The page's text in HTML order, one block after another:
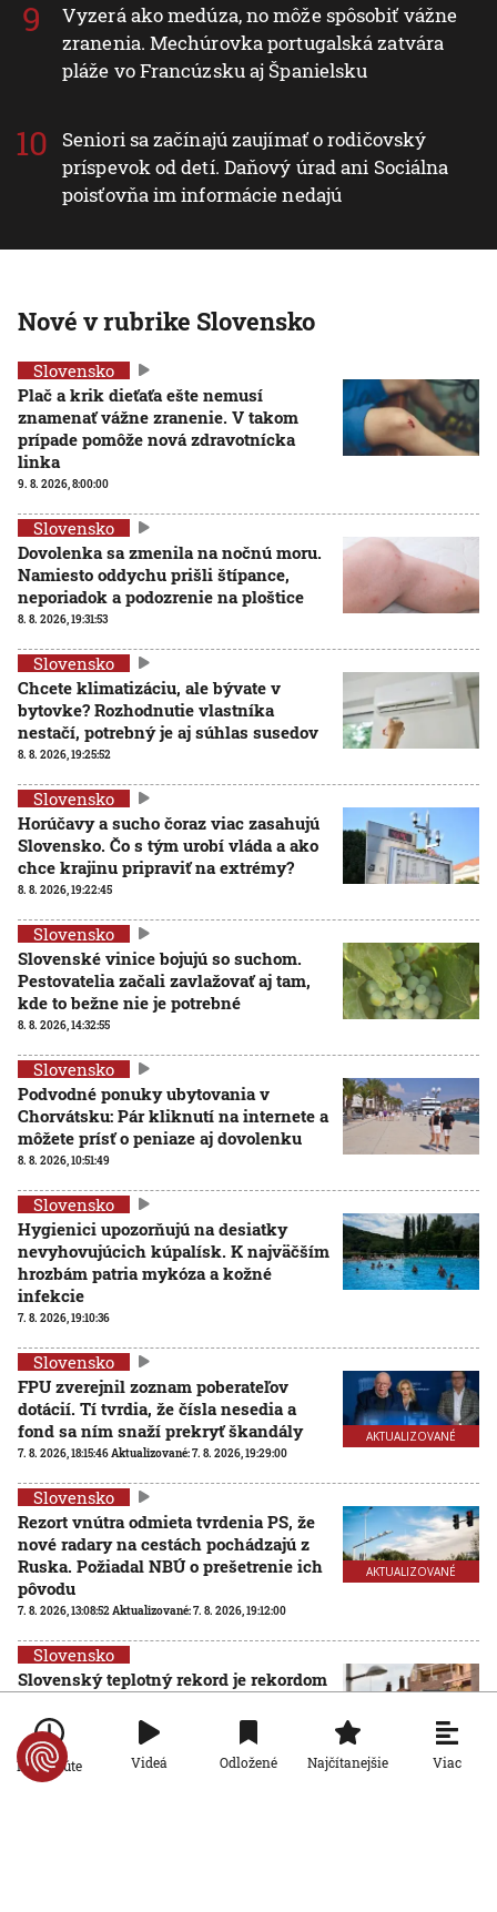
Vyzerá ako medúza, no môže spôsobiť vážne
zranenia. Mechúrovka portugalská zatvára
pláže vo Francúzsku aj Španielsku
Seniori sa začínajú zaujímať o rodičovský
príspevok od detí. Daňový úrad ani Sociálna
poisťovňa im informácie nedajú
Nové v rubrike Slovensko
Slovensko
Plač a krik dieťaťa ešte nemusí
znamenať vážne zranenie. V takom
prípade pomôže nová zdravotnícka
linka
9. 8. 2026, 8:00:00
Slovensko
Dovolenka sa zmenila na nočnú moru.
Namiesto oddychu prišli štípance,
neporiadok a podozrenie na ploštice
8. 8. 2026, 19:31:53
Slovensko
Chcete klimatizáciu, ale bývate v
bytovke? Rozhodnutie vlastníka
nestačí, potrebný je aj súhlas susedov
8. 8. 2026, 19:25:52
Slovensko
Horúčavy a sucho čoraz viac zasahujú
Slovensko. Čo s tým urobí vláda a ako
chce krajinu pripraviť na extrémy?
8. 8. 2026, 19:22:45
Slovensko
Slovenské vinice bojujú so suchom.
Pestovatelia začali zavlažovať aj tam,
kde to bežne nie je potrebné
8. 8. 2026, 14:32:55
Slovensko
Podvodné ponuky ubytovania v
Chorvátsku: Pár kliknutí na internete a
môžete prísť o peniaze aj dovolenku
8. 8. 2026, 10:51:49
Slovensko
Hygienici upozorňujú na desiatky
nevyhovujúcich kúpalísk. K najväčším
hrozbám patria mykóza a kožné
infekcie
7. 8. 2026, 19:10:36
AKTUALIZOVANÉ
Slovensko
FPU zverejnil zoznam poberateľov
dotácií. Tí tvrdia, že čísla nesedia a
fond sa ním snaží prekryť škandály
7. 8. 2026, 18:15:46 Aktualizované:7. 8. 2026, 19:29:00
AKTUALIZOVANÉ
Slovensko
Rezort vnútra odmieta tvrdenia PS, že
nové radary na cestách pochádzajú z
Ruska. Požiadal NBÚ o prešetrenie ich
pôvodu
7. 8. 2026, 13:08:52 Aktualizované:7. 8. 2026, 19:12:00
Slovensko
Slovenský teplotný rekord je rekordom
hodnotu namerali v obci Dolné
Plachtince
7. 8. 2026, 12:32:51
Po minúte Videá Odložené Najčítanejšie Viac